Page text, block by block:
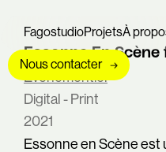
FagostudioProjetsÀ
Nous contacter
Essonne En Scène
Évènementiel
Digital - Print
2021
Essonne en Scène est